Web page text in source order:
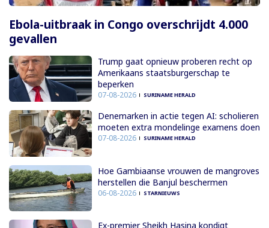
Ebola-uitbraak in Congo overschrijdt 4.000
gevallen
Trump gaat opnieuw proberen recht op
Amerikaans staatsburgerschap te
beperken
07-08-2026 SURINAME HERALD
Denemarken in actie tegen AI: scholieren
moeten extra mondelinge examens doen
07-08-2026 SURINAME HERALD
Hoe Gambiaanse vrouwen de mangroves
herstellen die Banjul beschermen
06-08-2026 STARNIEUWS
Ex-premier Sheikh Hasina kondigt